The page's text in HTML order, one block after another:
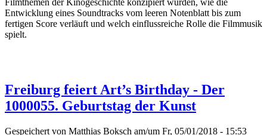
Filmthemen der Kinogeschichte konzipiert wurden, wie die
Entwicklung eines Soundtracks vom leeren Notenblatt bis zum
fertigen Score verläuft und welch einflussreiche Rolle die Filmmusik
spielt.
Freiburg feiert Art’s Birthday - Der
1000055. Geburtstag der Kunst
Gespeichert von Matthias Boksch am/um Fr, 05/01/2018 - 15:53